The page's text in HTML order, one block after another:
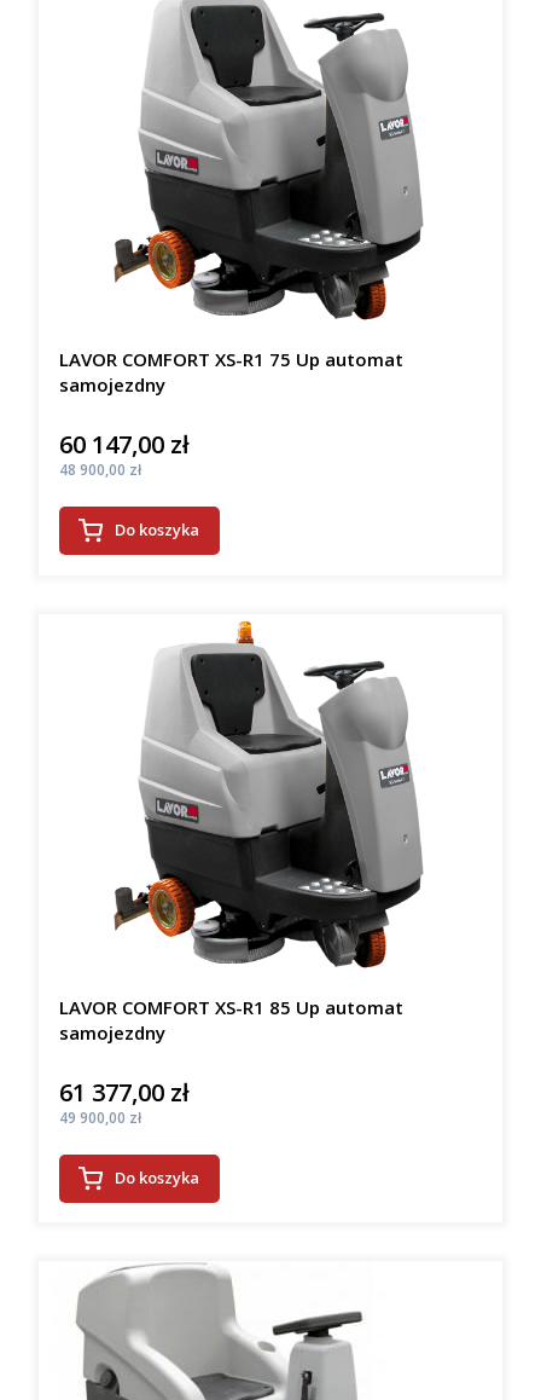
LAVOR COMFORT XS-R1 75 Up automat
samojezdny
Cena
60 147,00 zł
Cena
48 900,00 zł
Do koszyka
LAVOR COMFORT XS-R1 85 Up automat
samojezdny
Cena
61 377,00 zł
Cena
49 900,00 zł
Do koszyka